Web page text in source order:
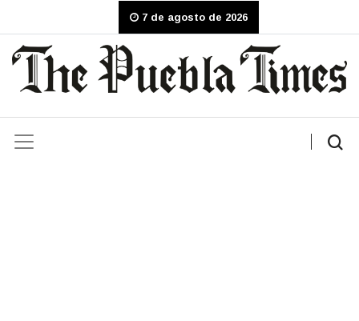
7 de agosto de 2026